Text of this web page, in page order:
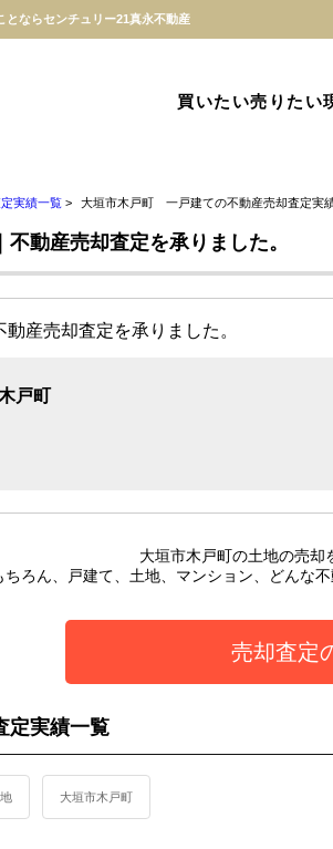
ならセンチュリー21真永不動産
買いたい売りたい
実績一覧 > 大垣市木戸町 一戸建ての不動産売却査定実
動産売却査定を承りました。
産売却査定を承りました。
戸町
大垣市木戸町の土地の売却
ちろん、戸建て、土地、マンション、どんな
売却査定
定実績一覧
大垣市木戸町